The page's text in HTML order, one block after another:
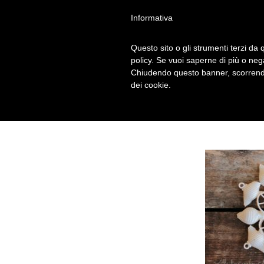
FIOCCO 4
Informativa
Questo sito o gli strumenti terzi da
policy. Se vuoi saperne di più o
Chiudendo questo banner,
dei cookie.